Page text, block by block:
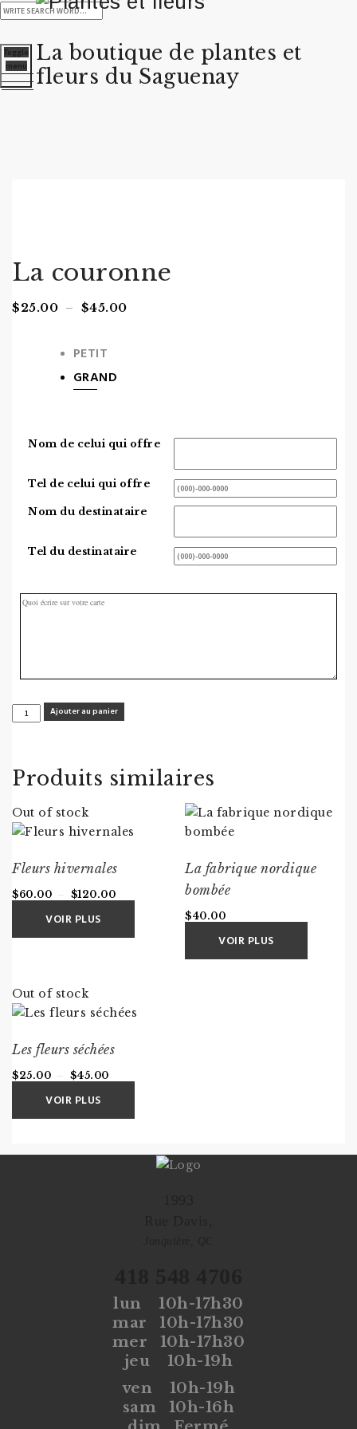
La boutique de plantes et
fleurs du Saguenay
Toggle
menu
La couronne
$25.00 – $45.00Plage
PETIT
GRAND
Nom de celui qui offre
Tel de celui qui offre
Nom du destinataire
Tel du destinataire
quantité
couronne
Ajouter au panier
Produits similaires
Out of stock
Fleurs hivernales
$60.00 – $120.00Plage
VOIR PLUS
La fabrique nordique
bombée
$40.00
VOIR PLUS
Out of stock
Les fleurs séchées
$25.00 – $45.00Plage
VOIR PLUS
lun
10h-17h30
mar
10h-17h30
mer
10h-17h30
jeu
10h-19h
ven
10h-19h
sam
10h-16h